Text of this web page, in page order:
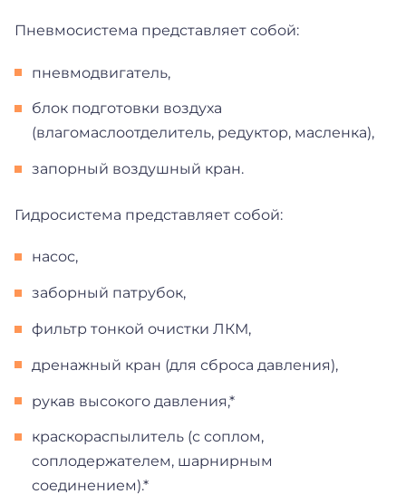
Пневмосистема представляет собой:
пневмодвигатель,
блок подготовки воздуха
(влагомаслоотделитель, редуктор, масленка),
запорный воздушный кран.
Гидросистема представляет собой:
насос,
заборный патрубок,
фильтр тонкой очистки ЛКМ,
дренажный кран (для сброса давления),
рукав высокого давления,*
краскораспылитель (с соплом,
соплодержателем, шарнирным
соединением).*